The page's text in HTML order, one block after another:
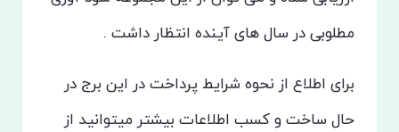
مطلوبی در سال های آینده انتظار داشت .
برای اطلاع از نحوه شرایط پرداخت در این برج در
حال ساخت و کسب اطلاعات بیشتر میتوانید از